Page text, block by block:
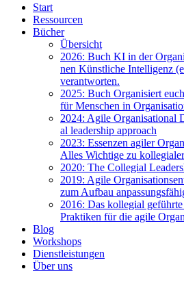
Start
Res­sour­cen
Bücher
Über­sicht
2026: Buch KI in der
nen Künst­li­che Intel­li­genz
ver­ant­wor­ten.
2025: Buch Orga­ni­siert
für Men­schen in
2024: Agi­le Orga­ni­sa­tio­nal
al lea­der­ship approach
2023: Essen­zen agi­ler
Alles Wich­ti­ge zu
2020: The Col­le­gi­al
2019: Agi­le
zum Auf­bau
2016: Das kol­le­gi­al
Prak­ti­ken für die agi­le
Blog
Work­shops
Dienst­leis­tun­gen
Über uns